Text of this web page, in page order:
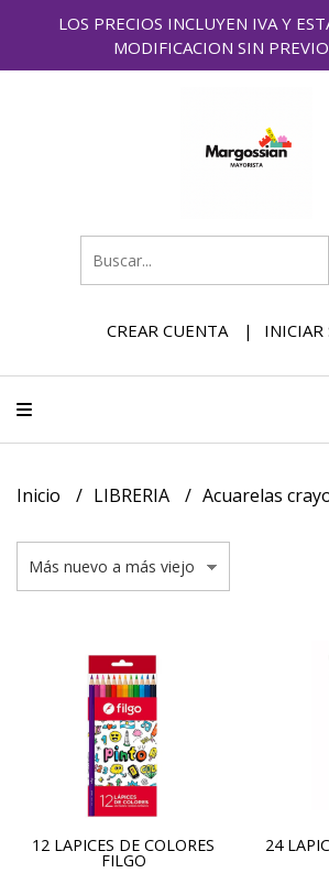
LOS PRECIOS INCLUYEN IVA Y
MODIFICACION SIN
CREAR CUENTA INICIAR
Inicio LIBRERIA Acuarelas
12 LAPICES DE COLORES
FILGO
24